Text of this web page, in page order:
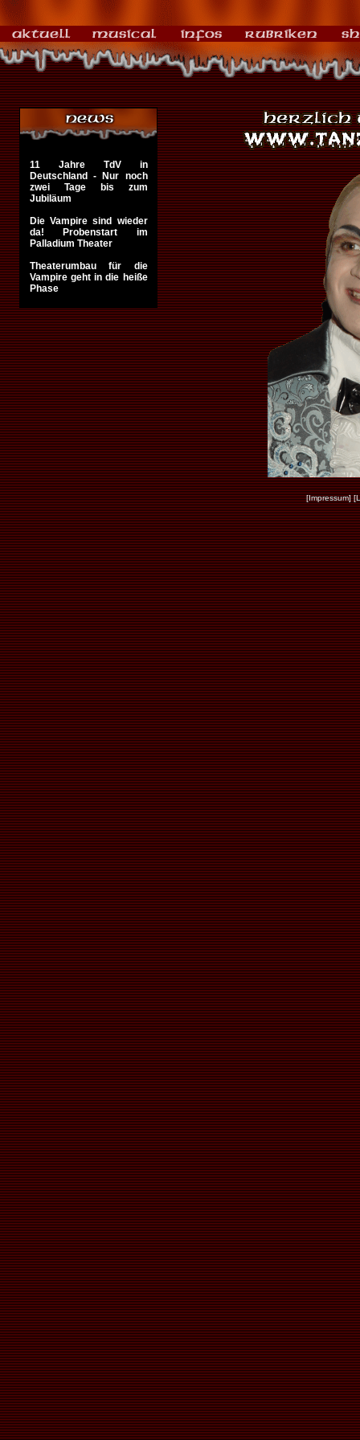
11 Jahre TdV in
Deutschland - Nur noch
zwei Tage bis zum
Jubiläum
Die Vampire sind wieder
da! Probenstart im
Palladium Theater
Theaterumbau für die
Vampire geht in die heiße
Phase
[Impressum]